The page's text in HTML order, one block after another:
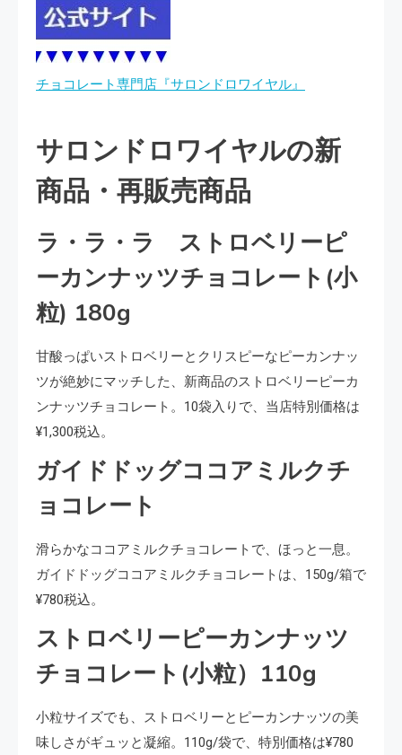
チョコレート専門店『サロンドロワイヤル』
サロンドロワイヤルの新
商品・再販売商品
ラ・ラ・ラ ストロベリーピ
ーカンナッツチョコレート(小
粒) 180g
甘酸っぱいストロベリーとクリスピーなピーカンナッ
ツが絶妙にマッチした、新商品のストロベリーピーカ
ンナッツチョコレート。10袋入りで、当店特別価格は
¥1,300税込。
ガイドドッグココアミルクチ
ョコレート
滑らかなココアミルクチョコレートで、ほっと一息。
ガイドドッグココアミルクチョコレートは、150g/箱で
¥780税込。
ストロベリーピーカンナッツ
チョコレート(小粒）110g
小粒サイズでも、ストロベリーとピーカンナッツの美
味しさがギュッと凝縮。110g/袋で、特別価格は¥780